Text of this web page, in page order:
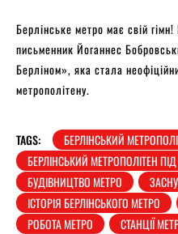
Берлінське метро має свій
письменник Йоганнес
Берліном», яка стала
метрополітену.
TAGS:
БЕРЛІНСЬКИЙ
БЕРЛІНСЬКИЙ МЕТРОПОЛІТЕН
БУДІВНИЦТВО МЕТРО
ІСТОРІЯ БЕРЛІНСЬКОГО МЕТРО
РОБОТА МЕТРО
СТАНЦІЇ